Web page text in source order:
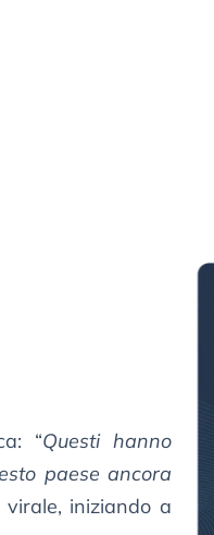
“Questi hanno
paese ancora
iniziando a